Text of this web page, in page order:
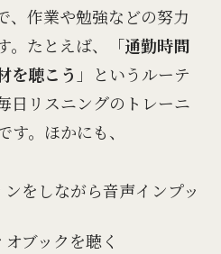
、作業や勉強などの努力
。たとえば、「通勤時間
を聴こう 」というルーテ
日リスニングのトレーニ
。ほかにも、
をしながら音声インプッ
ブックを聴く